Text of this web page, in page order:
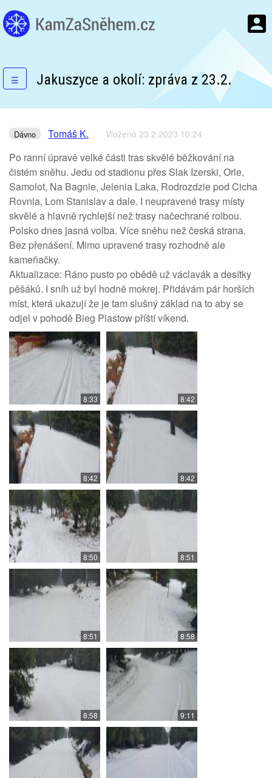
☰ Jakuszyce a okolí: zpráva z 23.2.
Dávno Tomáš K. Vloženo 23.2.2023 10:24
Po ranní úpravě velké části tras skvělé běžkování na
čistém sněhu. Jedu od stadionu přes Slak Izerski, Orle,
Samolot, Na Bagnie, Jelenia Laka, Rodrozdzie pod Cicha
Rovnia, Lom Stanislav a dale. I neupravené trasy místy
skvělé a hlavně rychlejší než trasy načechrané rolbou.
Polsko dnes jasná volba. Více sněhu než česká strana.
Bez přenášení. Mimo upravené trasy rozhodně ale
kameňačky.
Aktualizace: Ráno pusto po obědě už václavák a desítky
pěšáků. I sníh už byl hodně mokrej. Přidávám pár horších
míst, která ukazují že je tam slušný základ na to aby se
odjel v pohodě Bieg Piastow příští víkend.
8:33 8:42
8:42 8:42
8:50 8:51
8:51 8:58
8:58 9:11